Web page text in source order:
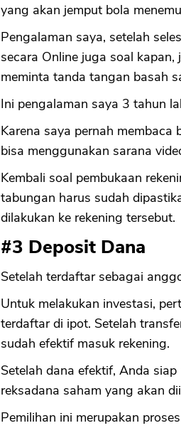
yang akan jemput bola
Pengalaman saya, setelah
secara Online juga soal
meminta tanda tangan basah
Ini pengalaman saya 3 tahun
Karena saya pernah
bisa menggunakan sarana
Kembali soal pembukaan
tabungan harus sudah
dilakukan ke rekening tersebut.
#3 Deposit Dana
Setelah terdaftar sebagai
Untuk melakukan investasi,
terdaftar di ipot. Setelah
sudah efektif masuk rekening.
Setelah dana efektif, Anda
reksadana saham yang akan
Pemilihan ini merupakan